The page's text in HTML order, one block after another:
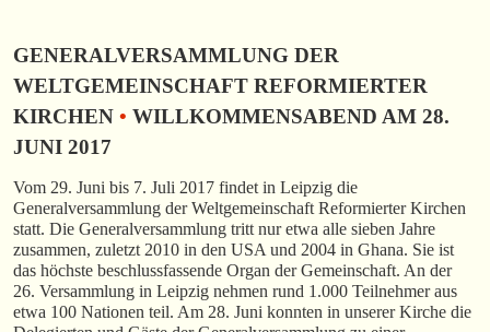
GENERALVERSAMMLUNG DER
WELTGEMEINSCHAFT REFORMIERTER
KIRCHEN • WILLKOMMENSABEND AM 28.
JUNI 2017
Vom 29. Juni bis 7. Juli 2017 findet in Leipzig die
Generalversammlung der Weltgemeinschaft Reformierter Kirchen
statt. Die Generalversammlung tritt nur etwa alle sieben Jahre
zusammen, zuletzt 2010 in den USA und 2004 in Ghana. Sie ist
das höchste beschlussfassende Organ der Gemeinschaft. An der
26. Versammlung in Leipzig nehmen rund 1.000 Teilnehmer aus
etwa 100 Nationen teil. Am 28. Juni konnten in unserer Kirche die